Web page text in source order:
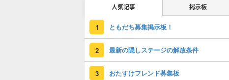
人気記事 掲示板
1 ともだち募集掲示板！
2 最新の隠しステージの解放条件
3 おたすけフレンド募集板